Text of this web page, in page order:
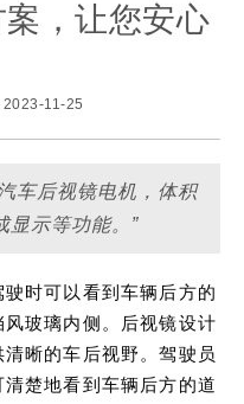
，让您安心
2023-11-25
车后视镜电机，体积
显示等功能。”
时可以看到车辆后方的
玻璃内侧。后视镜设计
晰的车后视野。驾驶员
楚地看到车辆后方的道